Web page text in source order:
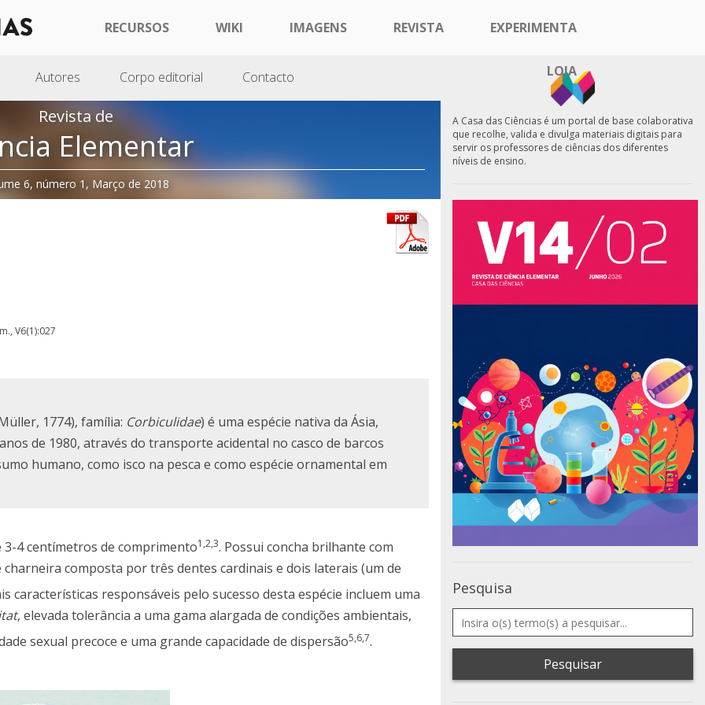
RECURSOS WIKI IMAGENS REVISTA EXPERIMENTA
LOJA
Autores Corpo editorial Contacto
Revista de
Elementar
6, número 1, Março de 2018
V6(1):027
1774), família: Corbiculidae) é uma espécie nativa da Ásia,
de 1980, através do transporte acidental no casco de barcos
humano, como isco na pesca e como espécie ornamental em
3-4 centímetros de comprimento1,2,3. Possui concha brilhante com
composta por três dentes cardinais e dois laterais (um de
características responsáveis pelo sucesso desta espécie incluem uma
, elevada tolerância a uma gama alargada de condições ambientais,
sexual precoce e uma grande capacidade de dispersão5,6,7.
A Casa das Ciências é um portal de base colaborativa
que recolhe, valida e divulga materiais digitais para
servir os professores de ciências dos diferentes
níveis de ensino.
Pesquisa
Pesquisar